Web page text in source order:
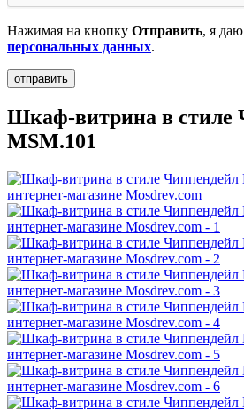
Нажимая на кнопку Отправить, я
персональных данных.
Шкаф-витрина в стиле
MSM.101